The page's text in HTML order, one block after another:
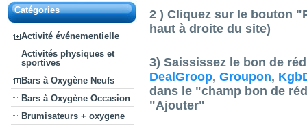
Catégories
Activité événementielle
Activités physiques et
sportives
Bars à Oxygène Neufs
Bars à Oxygène Occasion
Brumisateurs + oxygene
2 ) Cliquez sur le bouton
haut à droite du site)
3) Saississez le bon de
DealGroop, Groupon,
dans le "champ bon de
"Ajouter"